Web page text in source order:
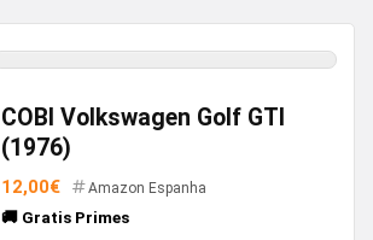
COBI Volkswagen Golf GTI
(1976)
12,00€ Amazon Espanha
🚚 Gratis Primes